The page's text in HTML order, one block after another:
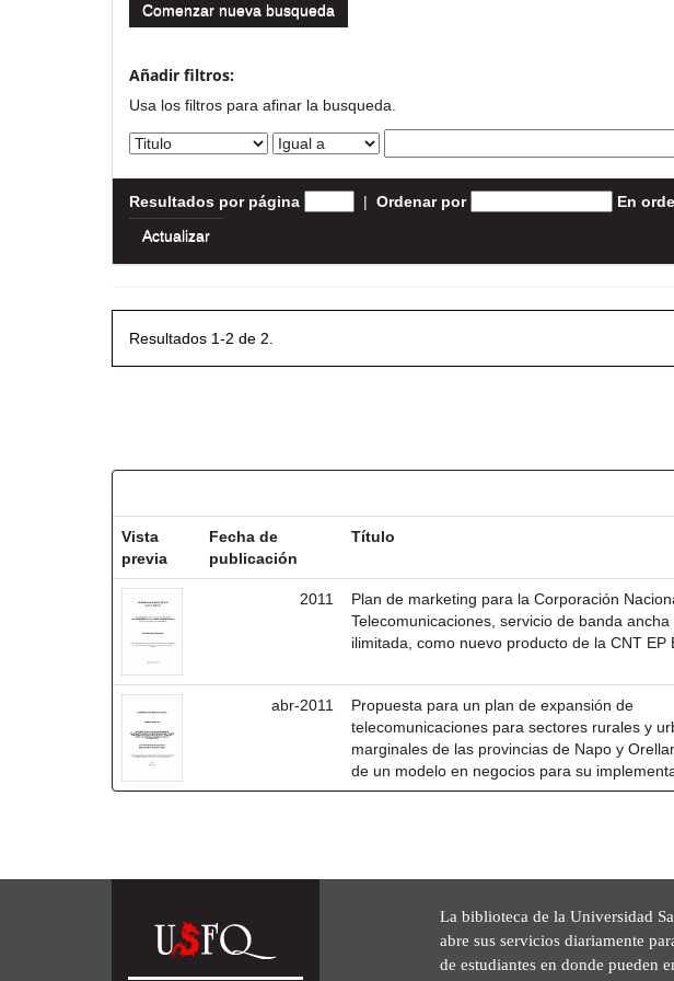
Comenzar nueva busqueda
Añadir filtros:
Usa los filtros para afinar la busqueda.
Resultados por página | Ordenar por En
Resultados 1-2 de 2.
Vista
previa
Fecha de
publicación
Título
2011
Plan de marketing para la Corporación
Telecomunicaciones, servicio de banda ancha
ilimitada, como nuevo producto de la CNT EP
abr-2011
Propuesta para un plan de expansión de
telecomunicaciones para sectores rurales y
marginales de las provincias de Napo y
de un modelo en negocios para su
La biblioteca de la Universidad
abre sus servicios diariamente
de estudiantes en donde pueden